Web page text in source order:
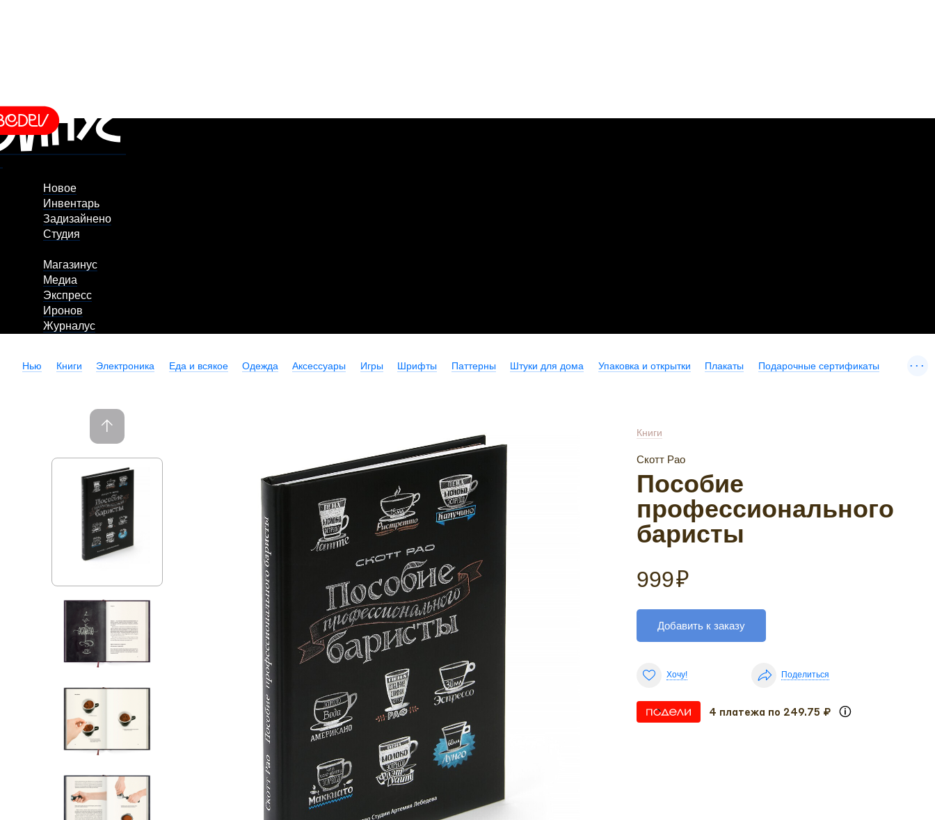
Новое
Инвентарь
Задизайнено
Студия
Магазинус
Медиа
Экспресс
Иронов
Журналус
Нью Книги Электроника Еда и всякое Одежда Аксессуары Игры Шрифты Паттерны Штуки для дома Упаковка и открытки Плакаты Подарочные сертификаты ...
Книги
Скотт Рао
Пособие
профессионального
баристы
999₽
Добавить к заказу
Хочу! Поделиться
4 платежа по 249.75 ₽